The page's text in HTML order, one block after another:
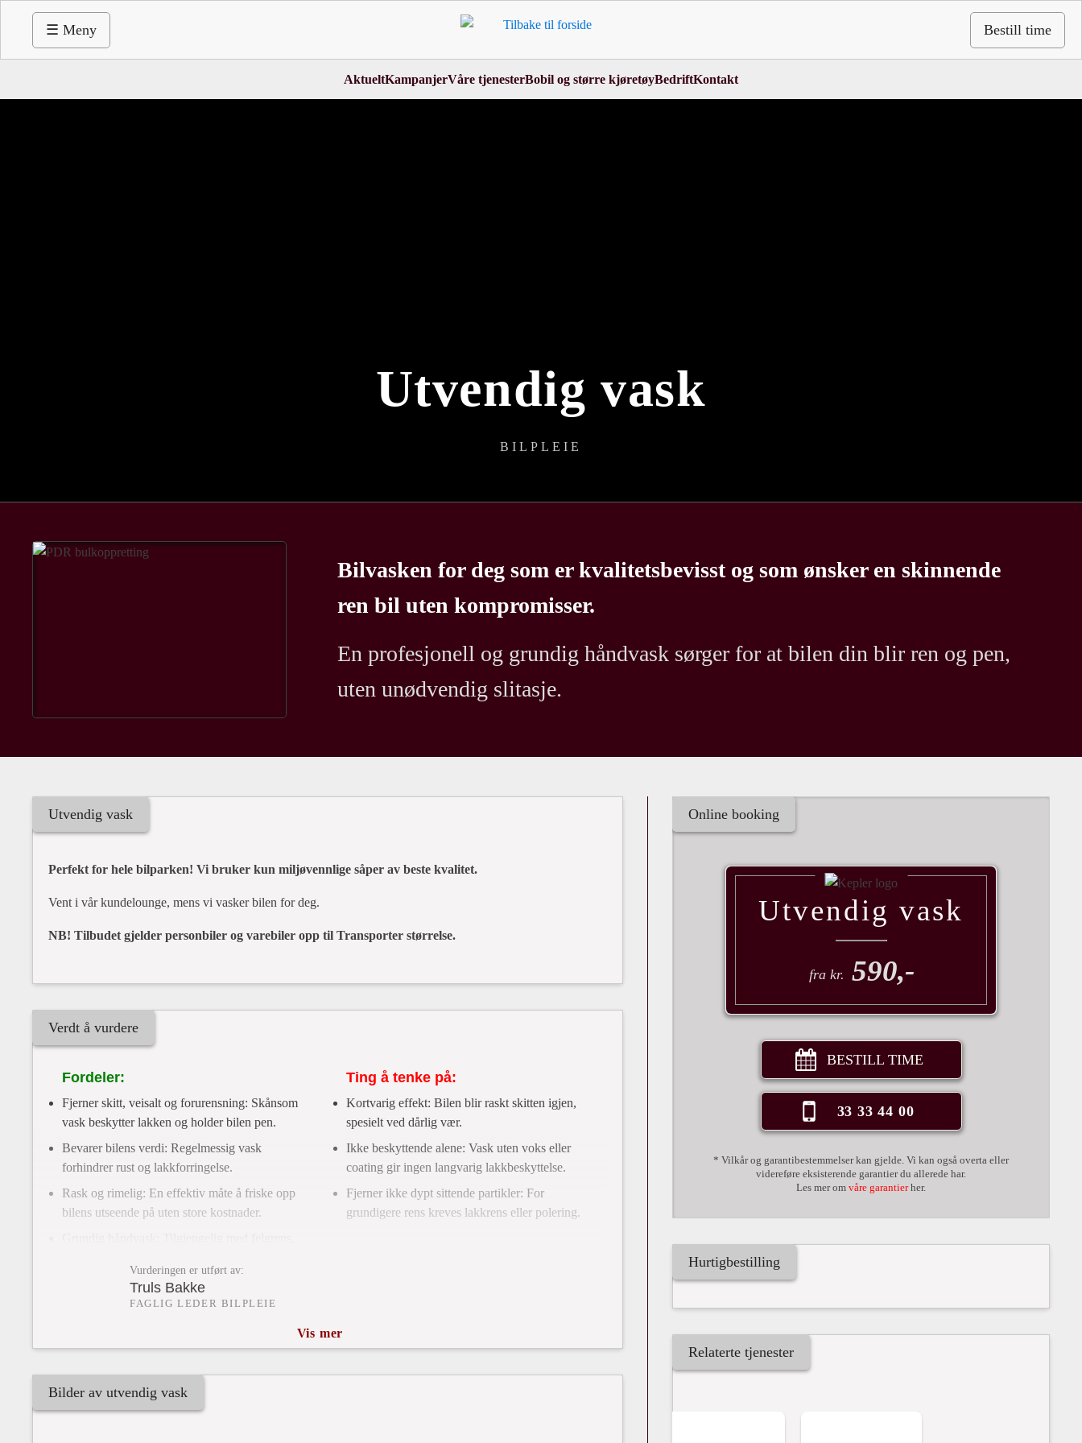
☰ Meny Bestill time
AktueltKampanjerVåre tjenesterBobil og større kjøretøyBedriftKontakt
Utvendig vask
BILPLEIE
Bilvasken for deg som er kvalitetsbevisst og som ønsker en skinnende
ren bil uten kompromisser.
En profesjonell og grundig håndvask sørger for at bilen din blir ren og pen,
uten unødvendig slitasje.
Utvendig vask
Perfekt for hele bilparken! Vi bruker kun miljøvennlige såper av beste kvalitet.
Vent i vår kundelounge, mens vi vasker bilen for deg.
NB! Tilbudet gjelder personbiler og varebiler opp til Transporter størrelse.
Verdt å vurdere
Fordeler:
Fjerner skitt, veisalt og forurensning: Skånsom
vask beskytter lakken og holder bilen pen.
Bevarer bilens verdi: Regelmessig vask
forhindrer rust og lakkforringelse.
Rask og rimelig: En effektiv måte å friske opp
bilens utseende på uten store kostnader.
Klar for visning eller henting: Perfekt før salg,
service eller spesielle anledninger.
Ting å tenke på:
Kortvarig effekt: Bilen blir raskt skitten igjen,
spesielt ved dårlig vær.
Ikke beskyttende alene: Vask uten voks eller
coating gir ingen langvarig lakkbeskyttelse.
Fjerner ikke dypt sittende partikler: For
grundigere rens kreves lakkrens eller polering.
Vurderingen er utført av:
Truls Bakke
FAGLIG LEDER BILPLEIE
Vis mer
Bilder av utvendig vask
Online booking
Utvendig vask
fra kr. 590,-
BESTILL TIME
33 33 44 00
* Vilkår og garantibestemmelser kan gjelde. Vi kan også overta eller
videreføre eksisterende garantier du allerede har.
Les mer om våre garantierher.
Hurtigbestilling
Relaterte tjenester